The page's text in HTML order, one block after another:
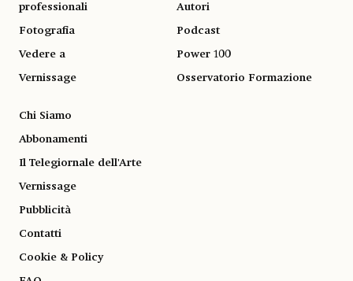
professionali
Fotografia
Vedere a
Vernissage
Autori
Podcast
Power 100
Osservatorio Formazione
Chi Siamo
Abbonamenti
Il Telegiornale dell'Arte
Vernissage
Pubblicità
Contatti
Cookie & Policy